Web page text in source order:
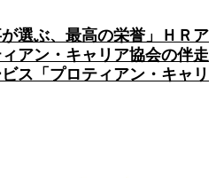
選ぶ、最高の栄誉」ＨＲア
アン・キャリア協会の伴走
ス「プロティアン・キャリ